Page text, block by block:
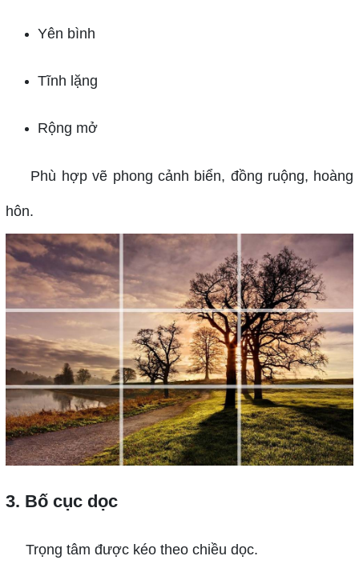
Yên bình
Tĩnh lặng
Rộng mở
Phù hợp vẽ phong cảnh biển, đồng ruộng, hoàng
hôn.
3. Bố cục dọc
Trọng tâm được kéo theo chiều dọc.